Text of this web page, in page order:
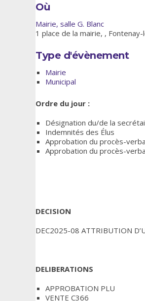
Où
Mairie, salle G. Blanc
1 place de la mairie, ,
Type d'évènement
Mairie
Municipal
Ordre du jour :
Désignation du/de la
Indemnités des Élus
Approbation du procès-
Approbation du procès-
DECISION
DEC2025-08 ATTRIBUTION
DELIBERATIONS
APPROBATION PLU
VENTE C366